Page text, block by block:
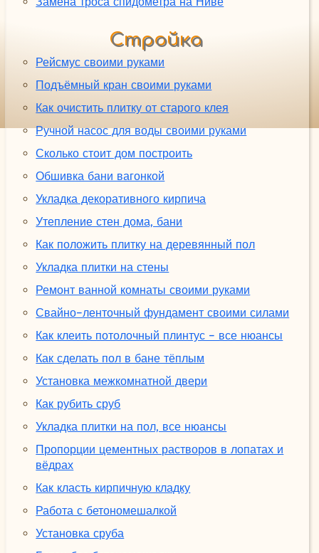
Стройка
Рейсмус своими руками
Подъёмный кран своими руками
Как очистить плитку от старого клея
Ручной насос для воды своими руками
Сколько стоит дом построить
Обшивка бани вагонкой
Укладка декоративного кирпича
Утепление стен дома, бани
Как положить плитку на деревянный пол
Укладка плитки на стены
Ремонт ванной комнаты своими руками
Свайно-ленточный фундамент своими силами
Как клеить потолочный плинтус - все нюансы
Как сделать пол в бане тёплым
Установка межкомнатной двери
Как рубить сруб
Укладка плитки на пол, все нюансы
Пропорции цементных растворов в лопатах и
вёдрах
Как класть кирпичную кладку
Работа с бетономешалкой
Установка сруба